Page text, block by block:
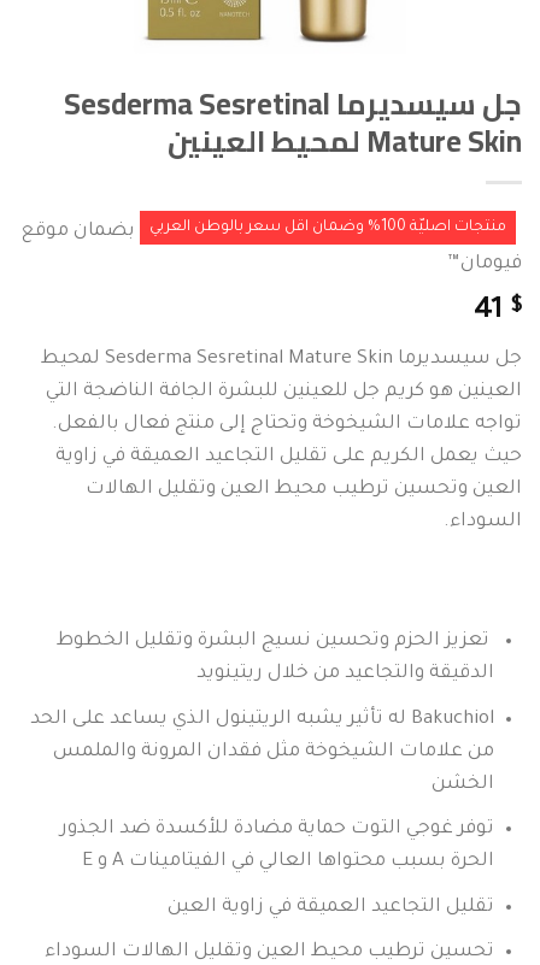
جل سيسديرما Sesderma Sesretinal
Mature Skin لمحيط العينين
منتجات اصليّة 100% وضمان اقل سعر بالوطن العربي
بضمان موقع
فيومان™
41 $
جل سيسديرما Sesderma Sesretinal Mature Skin لمحيط
العينين هو كريم جل للعينين للبشرة الجافة الناضجة التي
تواجه علامات الشيخوخة وتحتاج إلى منتج فعال بالفعل.
حيث يعمل الكريم على تقليل التجاعيد العميقة في زاوية
العين وتحسين ترطيب محيط العين وتقليل الهالات
السوداء.
تعزيز الحزم وتحسين نسيج البشرة وتقليل الخطوط
الدقيقة والتجاعيد من خلال ريتينويد
Bakuchiol له تأثير يشبه الريتينول الذي يساعد على الحد
من علامات الشيخوخة مثل فقدان المرونة والملمس
الخشن
توفر غوجي التوت حماية مضادة للأكسدة ضد الجذور
الحرة بسبب محتواها العالي في الفيتامينات A و E
تقليل التجاعيد العميقة في زاوية العين
تحسين ترطيب محيط العين وتقليل الهالات السوداء